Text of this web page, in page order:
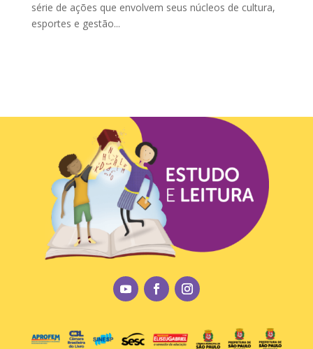
série de ações que envolvem seus núcleos de cultura,
esportes e gestão...